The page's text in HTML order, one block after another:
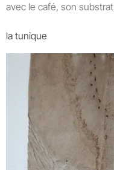
avec le café, son
la tunique